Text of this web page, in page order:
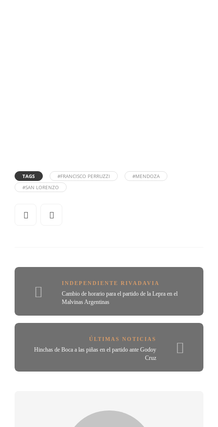
TAGS #FRANCISCO PERRUZZI
#MENDOZA
#SAN LORENZO
INDEPENDIENTE RIVADAVIA
Cambio de horario para el partido de la Lepra en el
Malvinas Argentinas
ÚLTIMAS NOTICIAS
Hinchas de Boca a las piñas en el partido ante Godoy
Cruz